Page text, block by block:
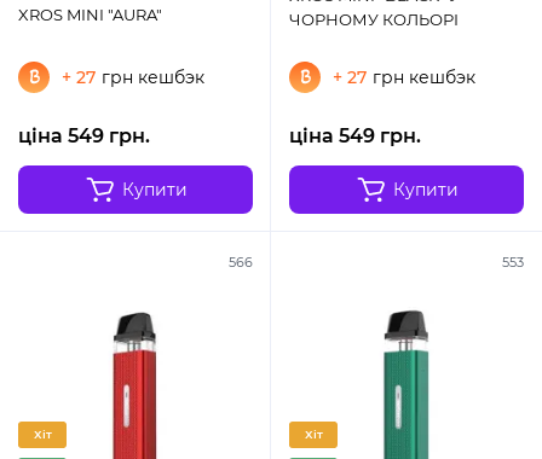
XROS MINI "AURA"
+ 27 грн кешбэк
ціна 549 грн.
Купити
ЧОРНОМУ КОЛЬОРІ
+ 27 грн кешбэк
ціна 549 грн.
Купити
566
Хіт
553
Хіт